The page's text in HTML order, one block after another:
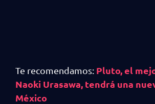
Te recomendamos: Pluto, el
Naoki Urasawa, tendrá una
México